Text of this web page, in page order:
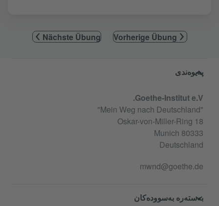
Vorherige Übung
Nächste Übung
Service- und Informationsbereich
پەیوەندی
Goethe-Institut e.V.
"Mein Weg nach Deutschland"
Oskar-von-Miller-Ring 18
80333 Munich
Deutschland
mwnd@goethe.de
بەستەرە بەسوودەکان